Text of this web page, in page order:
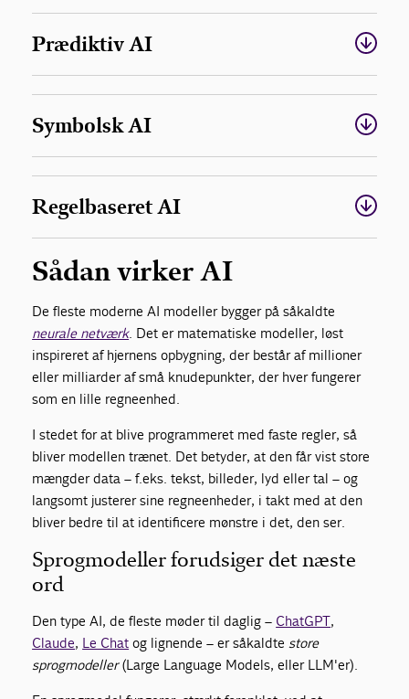
Prædiktiv AI
Symbolsk AI
Regelbaseret AI
Sådan virker AI
De fleste moderne AI modeller bygger på såkaldte
neurale netværk. Det er matematiske modeller, løst
inspireret af hjernens opbygning, der består af millioner
eller milliarder af små knudepunkter, der hver fungerer
som en lille regneenhed.
I stedet for at blive programmeret med faste regler, så
bliver modellen trænet. Det betyder, at den får vist store
mængder data – f.eks. tekst, billeder, lyd eller tal – og
langsomt justerer sine regneenheder, i takt med at den
bliver bedre til at identificere mønstre i det, den ser.
Sprogmodeller forudsiger det næste
ord
Den type AI, de fleste møder til daglig – ChatGPT,
Claude, Le Chat og lignende – er såkaldtestore
sprogmodeller(Large Language Models, eller LLM'er).